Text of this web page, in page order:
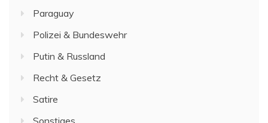
Paraguay
Polizei & Bundeswehr
Putin & Russland
Recht & Gesetz
Satire
Sonstiges